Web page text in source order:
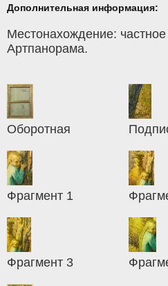
Дополнительная информация:
Местонахождение:
Артпанорама.
Оборотная
Фрагмент 1
Фрагмент 3